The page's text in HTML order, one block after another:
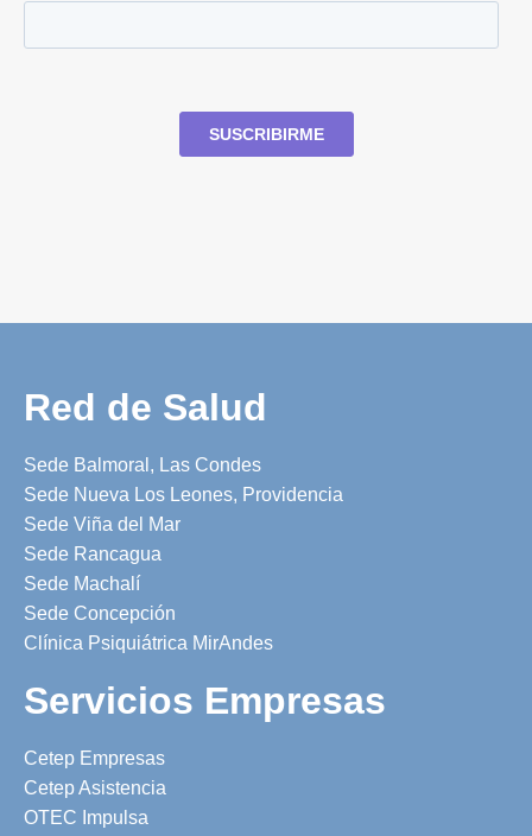
Red de Salud
Sede Balmoral, Las Condes
Sede Nueva Los Leones, Providencia
Sede Viña del Mar
Sede Rancagua
Sede Machalí
Sede Concepción
Clínica Psiquiátrica MirAndes
Servicios Empresas
Cetep Empresas
Cetep Asistencia
OTEC Impulsa